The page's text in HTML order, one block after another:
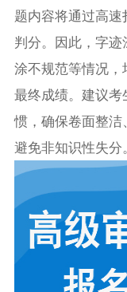
题内容将通过高
判分。因此，字
涂不规范等情况
最终成绩。建议
惯，确保卷面整
避免非知识性失分。